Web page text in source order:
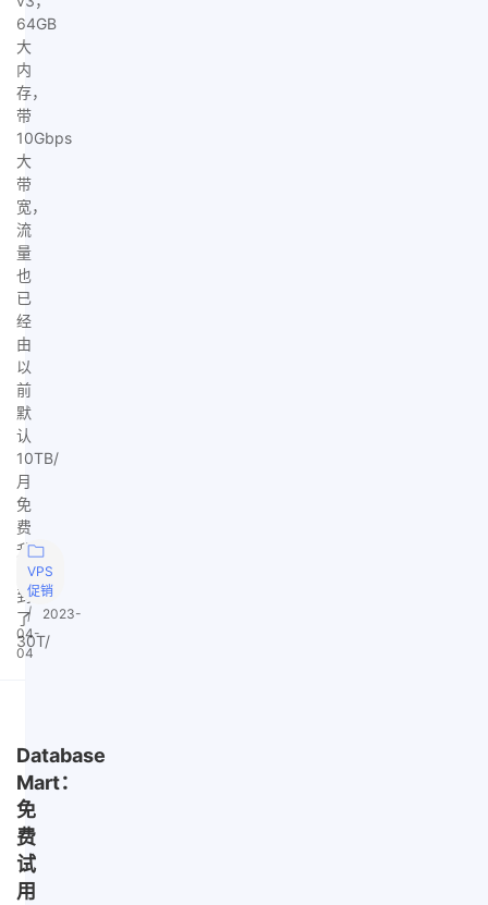
64GB
大
内
存，
带
10Gbps
大
带
宽，
流
量
也
已
经
由
以
前
默
认
10TB/
月
免
费
升
级
到
了
30T/
VPS
促销
|
2023-
04-
04
Database
Mart：
免
费
试
用